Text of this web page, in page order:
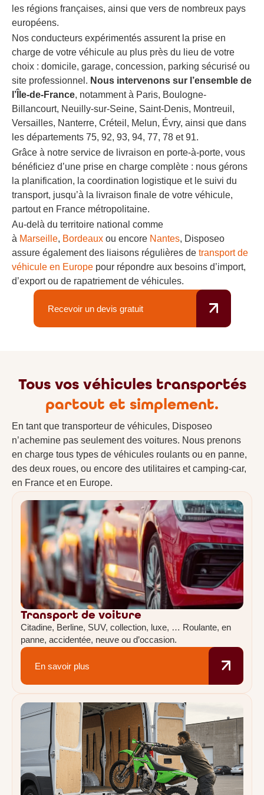
les régions françaises, ainsi que vers de nombreux pays
européens.
Nos conducteurs expérimentés assurent la prise en
charge de votre véhicule au plus près du lieu de votre
choix : domicile, garage, concession, parking sécurisé ou
site professionnel. Nous intervenons sur l’ensemble de
l’Île-de-France, notamment à Paris, Boulogne-
Billancourt, Neuilly-sur-Seine, Saint-Denis, Montreuil,
Versailles, Nanterre, Créteil, Melun, Évry, ainsi que dans
les départements 75, 92, 93, 94, 77, 78 et 91.
Grâce à notre service de livraison en porte-à-porte, vous
bénéficiez d’une prise en charge complète : nous gérons
la planification, la coordination logistique et le suivi du
transport, jusqu’à la livraison finale de votre véhicule,
partout en France métropolitaine.
Au-delà du territoire national comme
à Marseille, Bordeaux ou encore Nantes, Disposeo
assure également des liaisons régulières de transport de
véhicule en Europe pour répondre aux besoins d’import,
d’export ou de rapatriement de véhicules.
Recevoir un devis gratuit
Tous vos véhicules transportés
partout et simplement.
En tant que transporteur de véhicules, Disposeo
n’achemine pas seulement des voitures. Nous prenons
en charge tous types de véhicules roulants ou en panne,
des deux roues, ou encore des utilitaires et camping-car,
en France et en Europe.
Transport de voiture
Citadine, Berline, SUV, collection, luxe, … Roulante, en
panne, accidentée, neuve ou d’occasion.
En savoir plus